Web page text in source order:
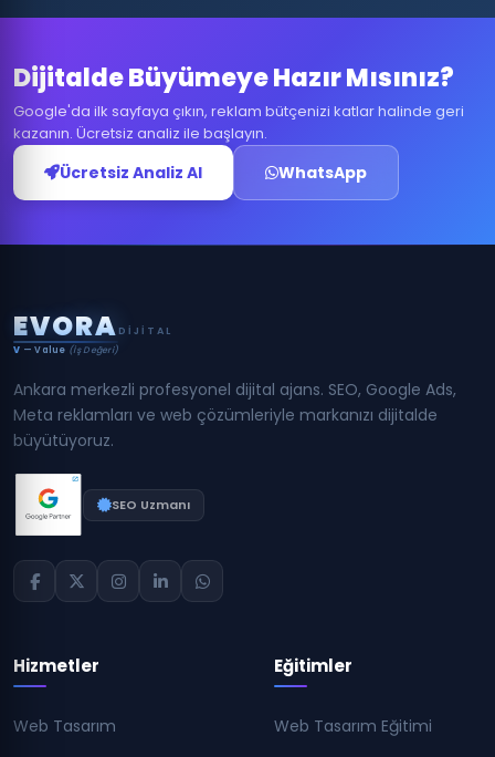
Dijitalde Büyümeye Hazır Mısınız?
Google'da ilk sayfaya çıkın, reklam bütçenizi katlar halinde geri
kazanın. Ücretsiz analiz ile başlayın.
Ücretsiz Analiz Al WhatsApp
EVORA DIJITAL
V — Value (İş Değeri)
Ankara merkezli profesyonel dijital ajans. SEO, Google Ads,
Meta reklamları ve web çözümleriyle markanızı dijitalde
büyütüyoruz.
SEO Uzmanı
Hizmetler
Web Tasarım
Eğitimler
Web Tasarım Eğitimi